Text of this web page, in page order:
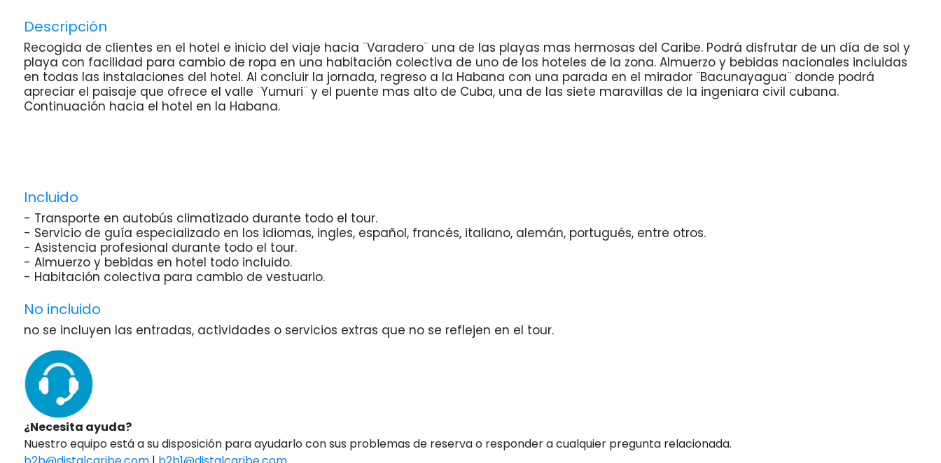
Descripción
Recogida de clientes en el hotel e inicio del viaje hacia ¨Varadero¨ una de las playas mas hermosas del Caribe. Podrá disfrutar de un día de sol y
playa con facilidad para cambio de ropa en una habitación colectiva de uno de los hoteles de la zona. Almuerzo y bebidas nacionales incluidas
en todas las instalaciones del hotel. Al concluir la jornada, regreso a la Habana con una parada en el mirador ¨Bacunayagua¨ donde podrá
apreciar el paisaje que ofrece el valle ¨Yumuri¨ y el puente mas alto de Cuba, una de las siete maravillas de la ingeniara civil cubana.
Continuación hacia el hotel en la Habana.
Incluido
- Transporte en autobús climatizado durante todo el tour.
- Servicio de guía especializado en los idiomas, ingles, español, francés, italiano, alemán, portugués, entre otros.
- Asistencia profesional durante todo el tour.
- Almuerzo y bebidas en hotel todo incluido.
- Habitación colectiva para cambio de vestuario.
No incluido
no se incluyen las entradas, actividades o servicios extras que no se reflejen en el tour.
¿Necesita ayuda?
Nuestro equipo está a su disposición para ayudarlo con sus problemas de reserva o responder a cualquier pregunta relacionada.